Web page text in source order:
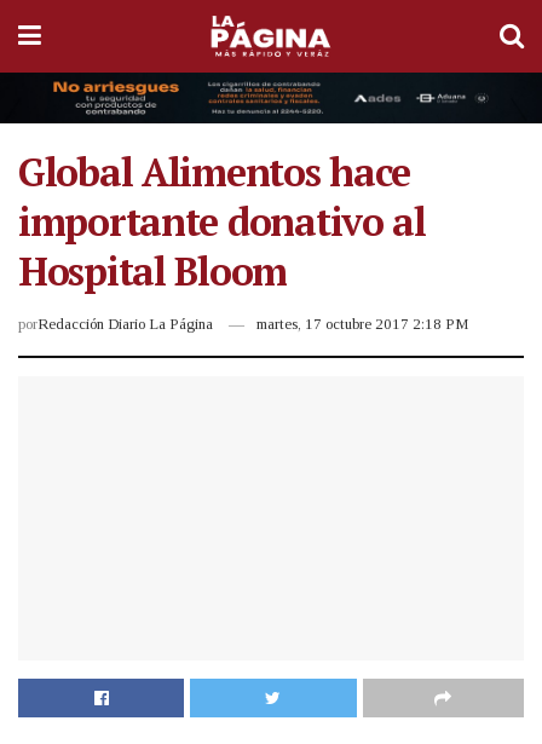
Global Alimentos hace
importante donativo al
Hospital Bloom
porRedacción Diario La Página martes, 17 octubre 2017 2:18 PM